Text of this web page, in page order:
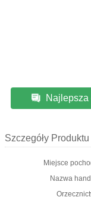
Najlepsza
Szczegóły Produktu
Miejsce
Nazwa